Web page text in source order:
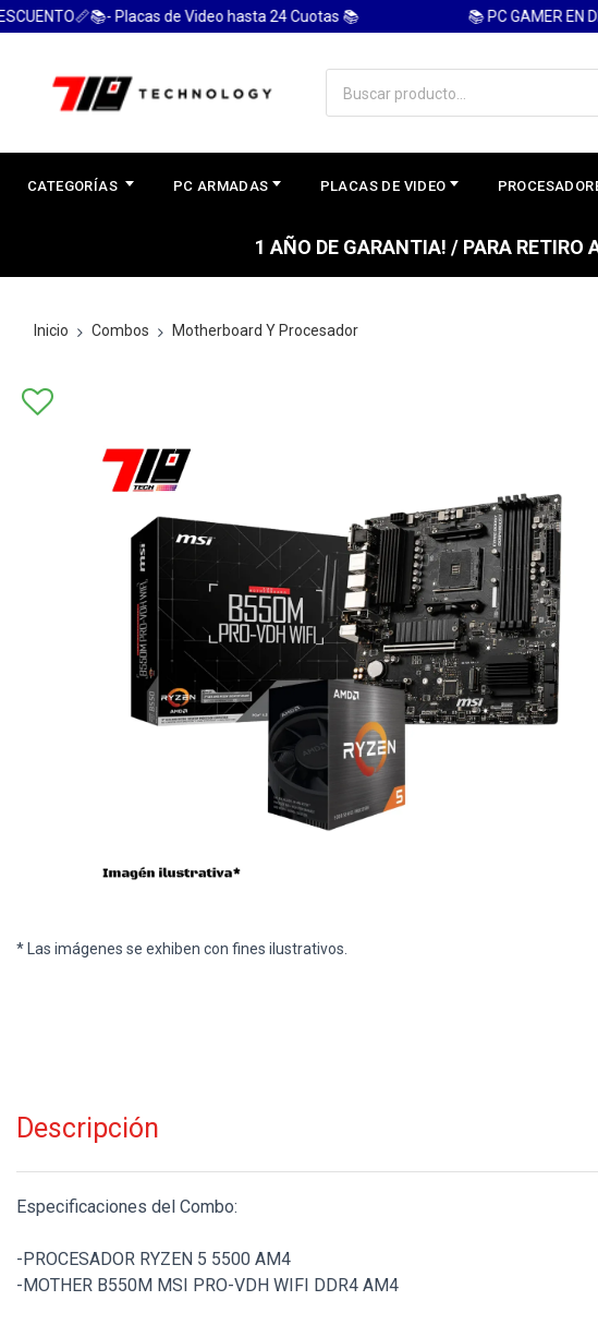
Placas de Video hasta 24 Cuotas 📚 📚 PC GAMER EN
CATEGORÍAS PC ARMADAS PLACAS DE VIDEO
1 AÑO DE GARANTIA! / PARA
Inicio Combos Motherboard Y Procesador
* Las imágenes se exhiben con fines ilustrativos.
Descripción
Especificaciones del Combo:
-PROCESADOR RYZEN 5 5500 AM4
-MOTHER B550M MSI PRO-VDH WIFI DDR4 AM4